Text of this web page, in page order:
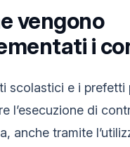
vengono
i
scolastici e i prefetti
l’esecuzione di
anche tramite